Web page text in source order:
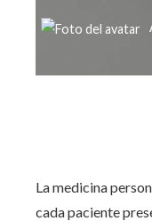
La medicina
cada paciente